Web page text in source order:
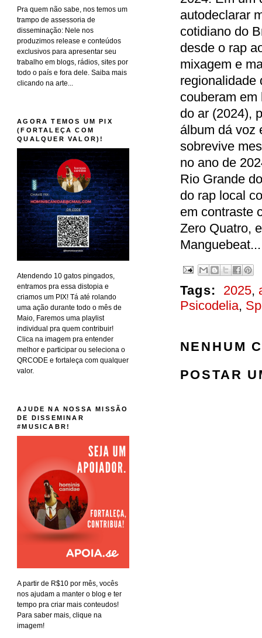
autodeclarar
cotidiano do
desde o rap
mixagem e
regionalidade
couberam
do ar (2024),
álbum dá voz
sobrevive
no ano de
Rio Grande
do rap local
em contraste
Zero Quatro,
Tags: 2025,
Psicodelia,
NENHUM
POSTAR
Pra quem não sabe, nos temos um
trampo de assessoria de
disseminação: Nele nos
produzimos release e conteúdos
exclusivos para apresentar seu
trabalho em blogs, rádios, sites por
todo o país e fora dele. Saiba mais
clicando na arte...
AGORA TEMOS UM PIX
(FORTALEÇA COM
QUALQUER VALOR)!
Atendendo 10 gatos pingados,
entramos pra essa distopia e
criamos um PIX! Tá até rolando
uma ação durante todo o mês de
Maio, Faremos uma playlist
individual pra quem contribuir!
Clica na imagem pra entender
melhor e participar ou seleciona o
QRCODE e fortaleça com qualquer
valor.
AJUDE NA NOSSA MISSÃO
DE DISSEMINAR
#MUSICABR!
A partir de R$10 por mês, vocês
nos ajudam a manter o blog e ter
tempo pra criar mais conteudos!
Para saber mais, clique na
imagem!